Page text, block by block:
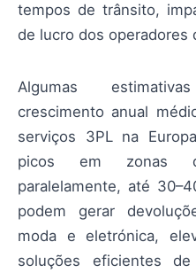
tempos de trânsito,
de lucro dos operadores
Algumas
crescimento anual
serviços 3PL na
picos em zonas
paralelamente, até
podem gerar
moda e eletrónica,
soluções eficientes